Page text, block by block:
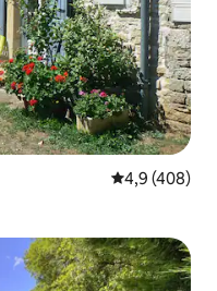
4,9 de uma
4,9 (408)